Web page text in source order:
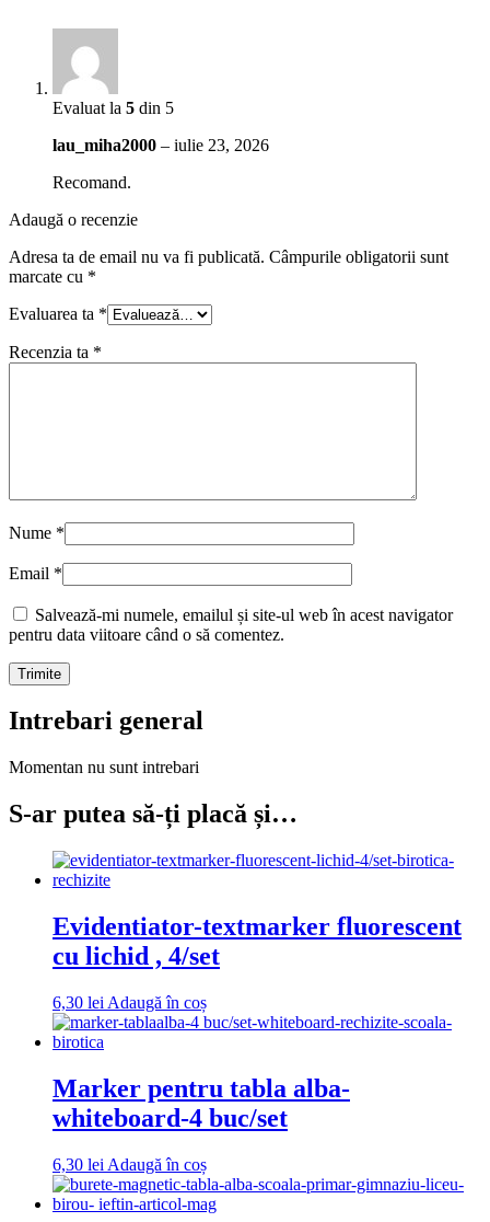
Evaluat la 5 din 5
lau_miha2000 – iulie 23, 2026
Recomand.
Adaugă o recenzie
Adresa ta de email nu va fi publicată. Câmpurile obligatorii sunt
marcate cu *
Evaluarea ta *
Recenzia ta *
Nume *
Email *
Salvează-mi numele, emailul și site-ul web în acest navigator
pentru data viitoare când o să comentez.
Intrebari general
Momentan nu sunt intrebari
S-ar putea să-ți placă și…
Evidentiator-textmarker fluorescent
cu lichid , 4/set
6,30 lei Adaugă în coș
Marker pentru tabla alba-
whiteboard-4 buc/set
6,30 lei Adaugă în coș